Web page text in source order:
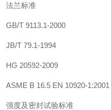
法兰标准
GB/T 9113.1-2000
JB/T 79.1-1994
HG 20592-2009
ASME B 16.5 EN 10920-1:2001
强度及密封试验标准